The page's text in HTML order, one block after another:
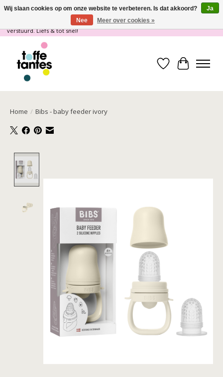
Wij gaan op vakantie! vanaf 4 juli t/m 21 juli worden er geen pakketjes
verstuurd. Liefs & tot snel!
Verlanglijst
Home / Bibs - baby feeder ivory
Wij slaan cookies op om onze website te verbeteren. Is dat akkoord?
Ja
Nee
Meer over cookies »